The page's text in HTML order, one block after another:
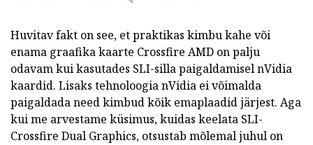
Huvitav fakt on see, et praktikas kimbu kahe või
enama graafika kaarte Crossfire AMD on palju
odavam kui kasutades SLI-silla paigaldamisel nVidia
kaardid. Lisaks tehnoloogia nVidia ei võimalda
paigaldada need kimbud kõik emaplaadid järjest. Aga
kui me arvestame küsimus, kuidas keelata SLI-
Crossfire Dual Graphics, otsustab mõlemal juhul on